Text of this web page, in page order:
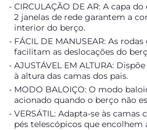
CIRCULAÇÃO DE AR: A capa
2 janelas de rede garantem a
interior do berço.
FÁCIL DE MANUSEAR: As
facilitam as deslocações do
AJUSTÁVEL EM ALTURA:
à altura das camas dos pais.
MODO BALOIÇO: O modo
acionado quando o berço não
VERSÁTIL: Adapta-se às
pés telescópicos que